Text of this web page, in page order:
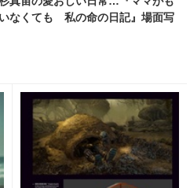
なくても 私の命の日記』場面写